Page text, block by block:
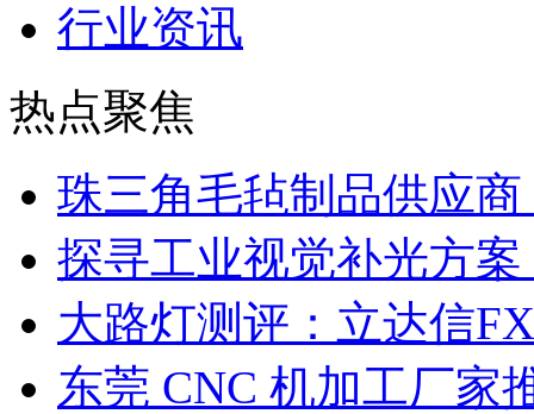
行业资讯
热点聚焦
珠三角毛毡制品供应
探寻工业视觉补光方
大路灯测评：立达信
东莞 CNC 机加工厂家